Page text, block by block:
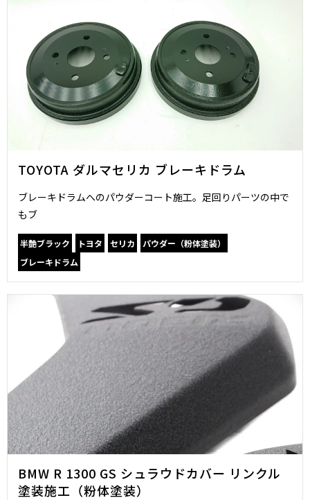
TOYOTA ダルマセリカ ブレーキドラム
ブレーキドラムへのパウダーコート施工。足回りパーツの中で
もブ
半艶ブラック トヨタ セリカ
パウダー（粉体塗装）
ブレーキドラム
BMW R 1300 GS シュラウドカバー リンクル
塗装施工（粉体塗装）